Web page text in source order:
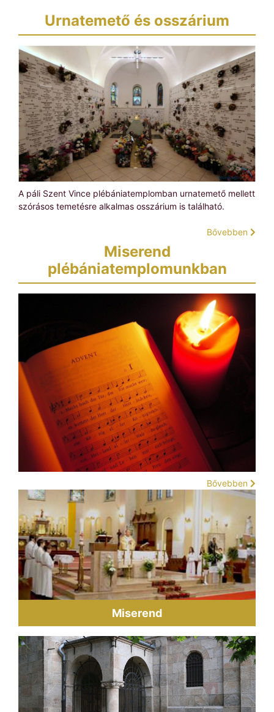
Urnatemető és osszárium
A páli Szent Vince plébániatemplomban urnatemető mellett
szórásos temetésre alkalmas osszárium is található.
Bővebben
Miserend
plébániatemplomunkban
Bővebben
Miserend